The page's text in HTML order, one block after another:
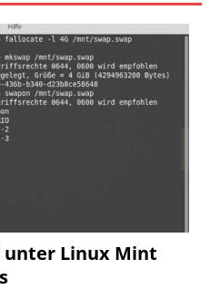
unter Linux Mint